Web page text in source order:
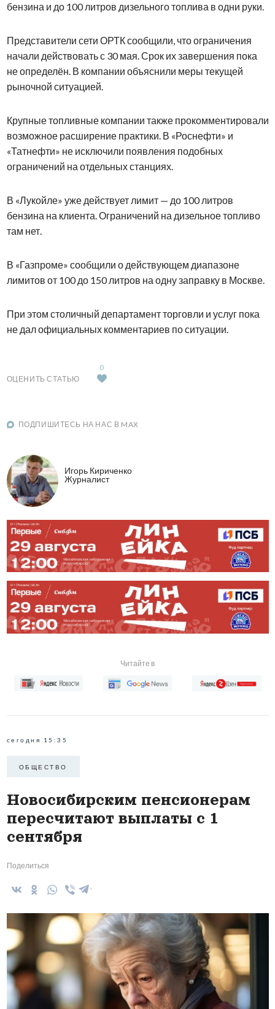
бензина и до 100 литров дизельного топлива в одни руки.
Представители сети ОРТК сообщили, что ограничения
начали действовать с 30 мая. Срок их завершения пока
не определён. В компании объяснили меры текущей
рыночной ситуацией.
Крупные топливные компании также прокомментировали
возможное расширение практики. В «Роснефти» и
«Татнефти» не исключили появления подобных
ограничений на отдельных станциях.
В «Лукойле» уже действует лимит — до 100 литров
бензина на клиента. Ограничений на дизельное топливо
там нет.
В «Газпроме» сообщили о действующем диапазоне
лимитов от 100 до 150 литров на одну заправку в Москве.
При этом столичный департамент торговли и услуг пока
не дал официальных комментариев по ситуации.
ОЦЕНИТЬ СТАТЬЮ
0
ПОДПИШИТЕСЬ НА НАС В MAX
Игорь Кириченко
Журналист
Читайте в
сегодня 15:35
ОБЩЕСТВО
Новосибирским пенсионерам
пересчитают выплаты с 1
сентября
Поделиться